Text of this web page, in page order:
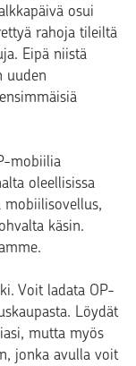
osui
rahoja tileiltä
Eipä niistä
uuden
mobiilia
oleellisissa
mobiilisovellus,
käsin.
Voit ladata OP-
Löydät
mutta myös
jonka avulla voit